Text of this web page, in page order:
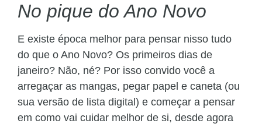
No pique do Ano Novo
E existe época melhor para pensar nisso tudo
do que o Ano Novo? Os primeiros dias de
janeiro? Não, né? Por isso convido você a
arregaçar as mangas, pegar papel e caneta (ou
sua versão de lista digital) e começar a pensar
em como vai cuidar melhor de si, desde agora